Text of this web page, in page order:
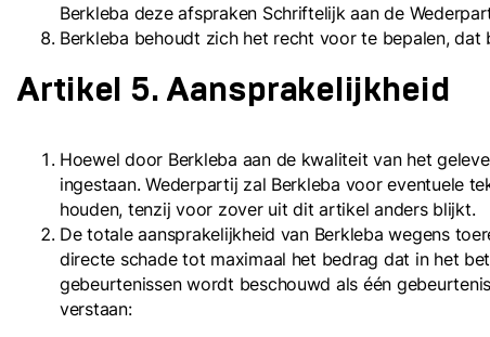
Berkleba deze afspraken Schriftelijk aan de
Berkleba behoudt zich het recht voor te bepalen,
Artikel 5. Aansprakelijkheid
Hoewel door Berkleba aan de kwaliteit van het
ingestaan. Wederpartij zal Berkleba voor eventuele
houden, tenzij voor zover uit dit artikel anders blijkt.
De totale aansprakelijkheid van Berkleba wegens
directe schade tot maximaal het bedrag dat in het
gebeurtenissen wordt beschouwd als één
verstaan: